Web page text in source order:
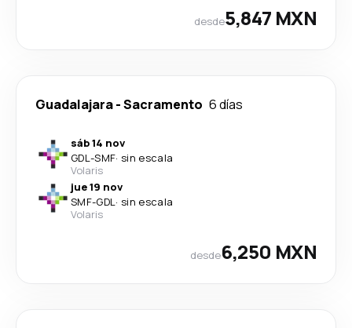
desde5,847 MXN
Guadalajara-Sacramento 6 días
sáb 14 nov
GDL-SMF· sin escala
Volaris
jue 19 nov
SMF-GDL· sin escala
Volaris
desde6,250 MXN